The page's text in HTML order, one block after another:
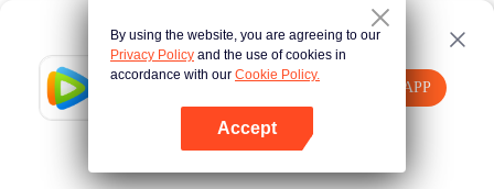
Tencent Video
Mở APP
Nhấn vào đây
By using the website, you are agreeing to our
Privacy Policy and the use of cookies in
accordance with our Cookie Policy.
Accept